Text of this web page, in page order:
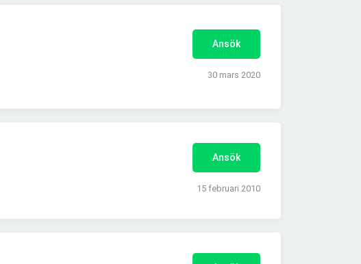
Ansök
30 mars 2020
Ansök
15 februari 2010